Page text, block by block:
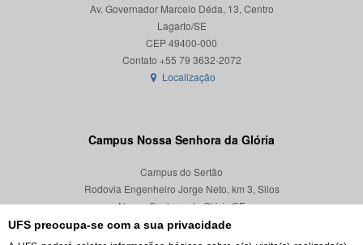
UFS preocupa-se com a sua privacidade
Av. Governador Marcelo Déda, 13, Centro
Lagarto/SE
CEP 49400-000
Localização
Campus Nossa Senhora da Glória
Campus do Sertão
Rodovia Engenheiro Jorge Neto, km 3, Silos
Nossa Senhora da Glória/SE
CEP 49680-000